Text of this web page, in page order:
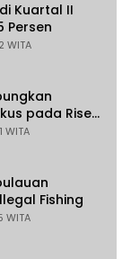
Kuartal II
Persen
WITA
pada Riset
Fishing
WITA